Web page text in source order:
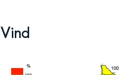
Vind